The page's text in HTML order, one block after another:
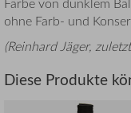
ohne Farb- und
(Reinhard Jäger,
Diese Produkte